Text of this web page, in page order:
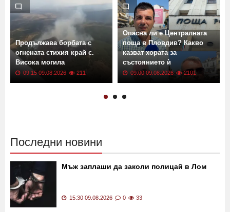
Продължава борбата с
огнената стихия край с.
Висока могила
09:15 09.08.2026 211
Опасна ли е Централната
поща в Пловдив? Какво
казват хората за
състоянието ѝ
09:00 09.08.2026 2101
Последни новини
Мъж заплаши да заколи полицай в Лом
15:30 09.08.2026 0 33